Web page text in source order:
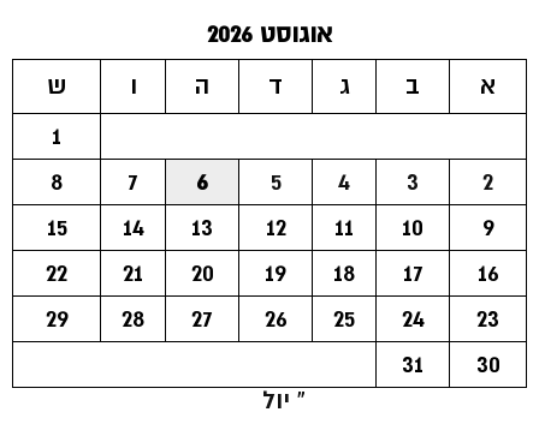
אוגוסט 2026
א
ב ג ד ה ו
ש
1
2
3
4
5
6
7
8
9
10
11
12
13
14
15
16
17
18
19
20
21
22
23
24
25
26
27
28
29
30
31
« יול